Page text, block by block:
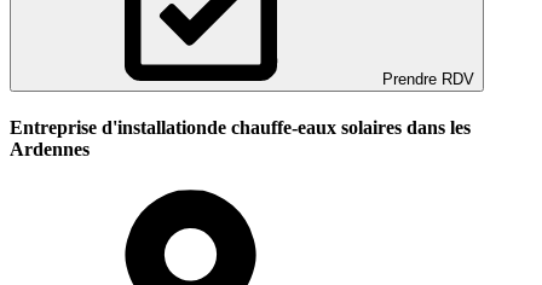
Prendre RDV
Entreprise d'installationde chauffe-eaux solaires dans les
Ardennes